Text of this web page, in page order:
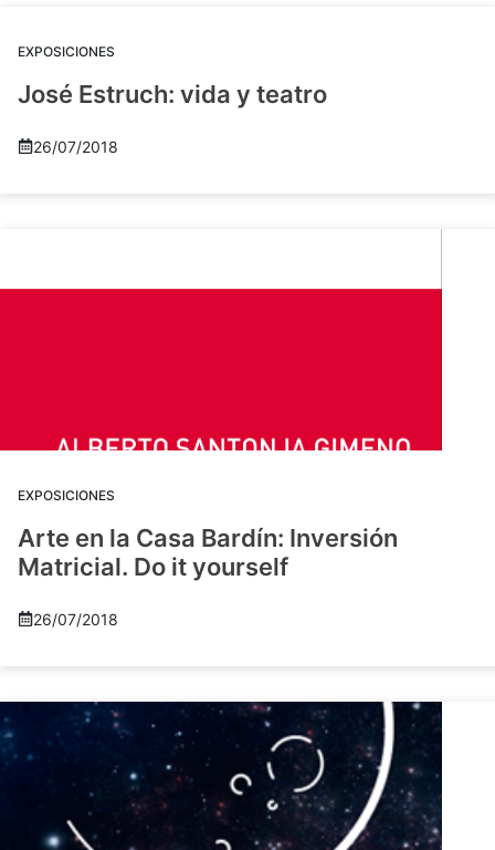
EXPOSICIONES
José Estruch: vida y teatro
26/07/2018
EXPOSICIONES
Arte en la Casa Bardín: Inversión
Matricial. Do it yourself
26/07/2018